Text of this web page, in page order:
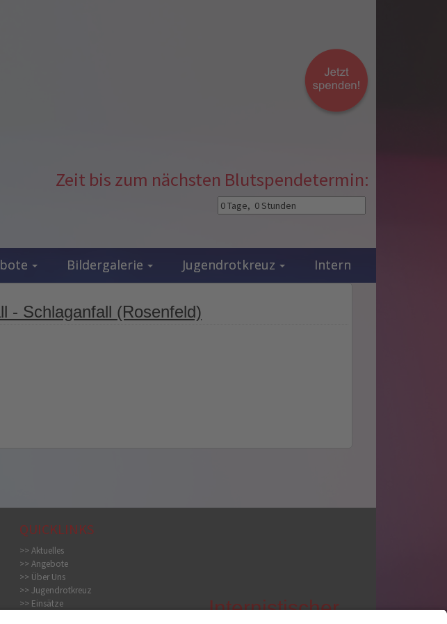
Zeit bis zum nächsten Blutspendetermin:
Bildergalerie Jugendrotkreuz Intern
- Schlaganfall (Rosenfeld)
QUICKLINKS
>> Aktuelles
>> Angebote
>> Über Uns
>> Jugendrotkreuz
>> Einsätze
Internistischer